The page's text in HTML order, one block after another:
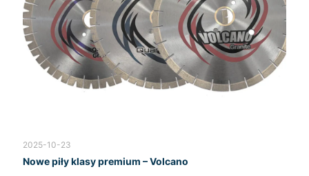
2025-10-23
Nowe piły klasy premium – Volcano